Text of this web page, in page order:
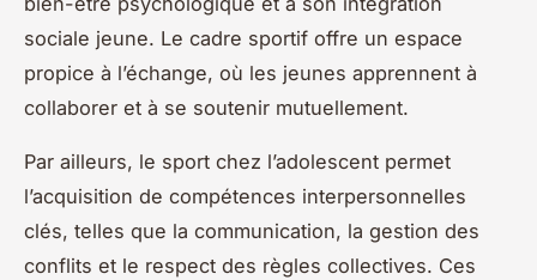
sociale jeune. Le cadre sportif offre un espace
propice à l’échange, où les jeunes apprennent à
collaborer et à se soutenir mutuellement.
Par ailleurs, le sport chez l’adolescent permet
l’acquisition de compétences interpersonnelles
clés, telles que la communication, la gestion des
conflits et le respect des règles collectives. Ces